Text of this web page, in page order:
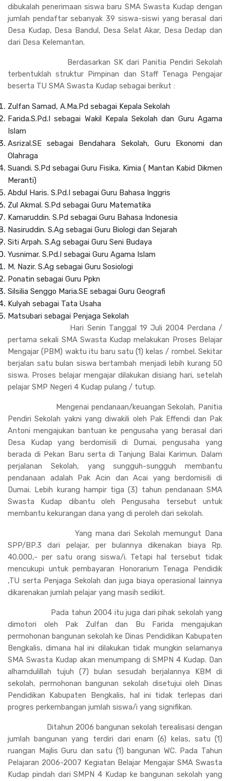
dibukalah penerimaan siswa baru SMA Swasta Kudap dengan
jumlah pendaftar sebanyak 39 siswa-siswi yang berasal dari
Desa Kudap, Desa Bandul, Desa Selat Akar, Desa Dedap dan
dari Desa Kelemantan.
Berdasarkan SK dari Panitia Pendiri Sekolah
terbentuklah struktur Pimpinan dan Staff Tenaga Pengajar
beserta TU SMA Swasta Kudap sebagai berikut :
Zulfan Samad, A.Ma.Pd sebagai Kepala Sekolah
Farida.S.Pd.I sebagai Wakil Kepala Sekolah dan Guru Agama
Islam
Asrizal.SE sebagai Bendahara Sekolah, Guru Ekonomi dan
Olahraga
Suandi. S.Pd sebagai Guru Fisika, Kimia ( Mantan Kabid Dikmen
Meranti)
Abdul Haris. S.Pd.I sebagai Guru Bahasa Inggris
Zul Akmal. S.Pd sebagai Guru Matematika
Kamaruddin. S.Pd sebagai Guru Bahasa Indonesia
Nasiruddin. S.Ag sebagai Guru Biologi dan Sejarah
Siti Arpah. S.Ag sebagai Guru Seni Budaya
Yusnimar. S.Pd.I sebagai Guru Agama Islam
M. Nazir. S.Ag sebagai Guru Sosiologi
Ponatin sebagai Guru Ppkn
Silsilia Senggo Maria.SE sebagai Guru Geografi
Kulyah sebagai Tata Usaha
Matsubari sebagai Penjaga Sekolah
Hari Senin Tanggal 19 Juli 2004 Perdana /
pertama sekali SMA Swasta Kudap melakukan Proses Belajar
Mengajar (PBM) waktu itu baru satu (1) kelas / rombel. Sekitar
berjalan satu bulan siswa bertambah menjadi lebih kurang 50
siswa. Proses belajar mengajar dilakukan disiang hari, setelah
pelajar SMP Negeri 4 Kudap pulang / tutup.
Mengenai pendanaan/keuangan Sekolah, Panitia
Pendiri Sekolah yakni yang diwakili oleh Pak Effendi dan Pak
Antoni mengajukan bantuan ke pengusaha yang berasal dari
Desa Kudap yang berdomisili di Dumai, pengusaha yang
berada di Pekan Baru serta di Tanjung Balai Karimun. Dalam
perjalanan Sekolah, yang sungguh-sungguh membantu
pendanaan adalah Pak Acin dan Acai yang berdomisili di
Dumai. Lebih kurang hampir tiga (3) tahun pendanaan SMA
Swasta Kudap dibantu oleh Pengusaha tersebut untuk
membantu kekurangan dana yang di peroleh dari sekolah.
Yang mana dari Sekolah memungut Dana
SPP/BP.3 dari pelajar, per bulannya dikenakan biaya Rp.
40.000,- per satu orang siswa/i. Tetapi hal tersebut tidak
mencukupi untuk pembayaran Honorarium Tenaga Pendidik
,TU serta Penjaga Sekolah dan juga biaya operasional lainnya
dikarenakan jumlah pelajar yang masih sedikit.
Pada tahun 2004 itu juga dari pihak sekolah yang
dimotori oleh Pak Zulfan dan Bu Farida mengajukan
permohonan bangunan sekolah ke Dinas Pendidikan Kabupaten
Bengkalis, dimana hal ini dilakukan tidak mungkin selamanya
SMA Swasta Kudap akan menumpang di SMPN 4 Kudap. Dan
alhamdulillah tujuh (7) bulan sesudah berjalannya KBM di
sekolah, permohonan bangunan sekolah disetujui oleh Dinas
Pendidikan Kabupaten Bengkalis, hal ini tidak terlepas dari
progres perkembangan jumlah siswa/i yang signifikan.
Ditahun 2006 bangunan sekolah terealisasi dengan
jumlah bangunan yang terdiri dari enam (6) kelas, satu (1)
ruangan Majlis Guru dan satu (1) bangunan WC. Pada Tahun
Pelajaran 2006-2007 Kegiatan Belajar Mengajar SMA Swasta
Kudap pindah dari SMPN 4 Kudap ke bangunan sekolah yang